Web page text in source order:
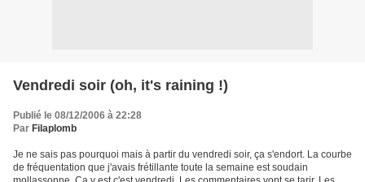
Vendredi soir (oh, it's raining !)
Publié le 08/12/2006 à 22:28
Par Filaplomb
Je ne sais pas pourquoi mais à partir du vendredi soir, ça s'endort. La courbe
de fréquentation que j'avais frétillante toute la semaine est soudain